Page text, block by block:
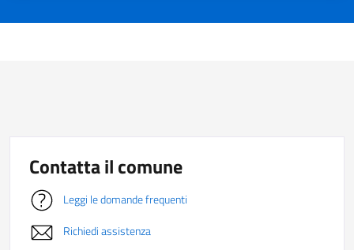
Contatta il comune
Leggi le domande frequenti
Richiedi assistenza